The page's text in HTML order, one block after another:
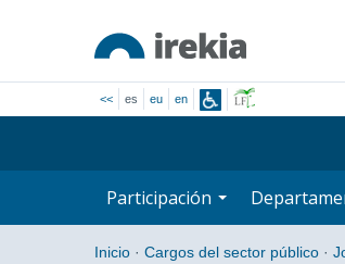
<< es eu en
Participación
Inicio · Cargos del sector público ·